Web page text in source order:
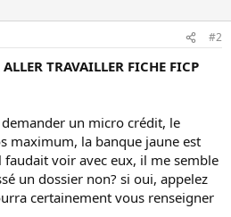
#2
TRAVAILLER FICHE FICP
un micro crédit, le
maximum, la banque jaune est
voir avec eux, il me semble
un dossier non? si oui, appelez
certainement vous renseigner